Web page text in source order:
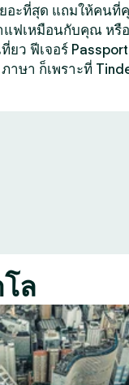
อะที่สุด แถมให้คน
แฟเหมือนกับคุณ ห
ว ฟีเจอร์
าษา ก็เพราะที่
โล